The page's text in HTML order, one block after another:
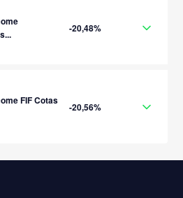
-20,48%
FIF Cotas
-20,56%